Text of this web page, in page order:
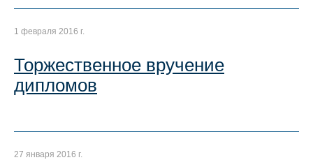
1 февраля 2016 г.
Торжественное вручение
дипломов
27 января 2016 г.